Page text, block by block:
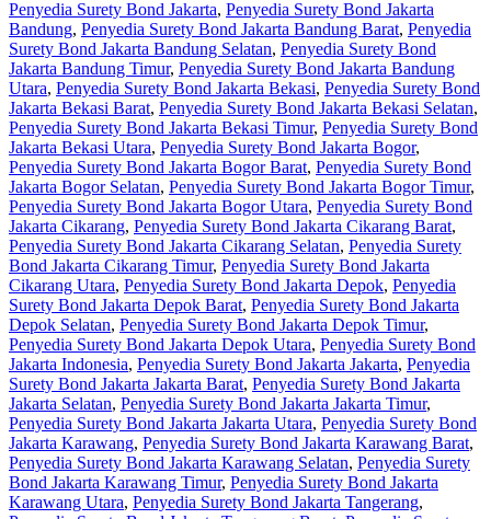
Penyedia Surety Bond Jakarta, Penyedia Surety Bond Jakarta
Bandung, Penyedia Surety Bond Jakarta Bandung Barat, Penyedia
Surety Bond Jakarta Bandung Selatan, Penyedia Surety Bond
Jakarta Bandung Timur, Penyedia Surety Bond Jakarta Bandung
Utara, Penyedia Surety Bond Jakarta Bekasi, Penyedia Surety Bond
Jakarta Bekasi Barat, Penyedia Surety Bond Jakarta Bekasi Selatan,
Penyedia Surety Bond Jakarta Bekasi Timur, Penyedia Surety Bond
Jakarta Bekasi Utara, Penyedia Surety Bond Jakarta Bogor,
Penyedia Surety Bond Jakarta Bogor Barat, Penyedia Surety Bond
Jakarta Bogor Selatan, Penyedia Surety Bond Jakarta Bogor Timur,
Penyedia Surety Bond Jakarta Bogor Utara, Penyedia Surety Bond
Jakarta Cikarang, Penyedia Surety Bond Jakarta Cikarang Barat,
Penyedia Surety Bond Jakarta Cikarang Selatan, Penyedia Surety
Bond Jakarta Cikarang Timur, Penyedia Surety Bond Jakarta
Cikarang Utara, Penyedia Surety Bond Jakarta Depok, Penyedia
Surety Bond Jakarta Depok Barat, Penyedia Surety Bond Jakarta
Depok Selatan, Penyedia Surety Bond Jakarta Depok Timur,
Penyedia Surety Bond Jakarta Depok Utara, Penyedia Surety Bond
Jakarta Indonesia, Penyedia Surety Bond Jakarta Jakarta, Penyedia
Surety Bond Jakarta Jakarta Barat, Penyedia Surety Bond Jakarta
Jakarta Selatan, Penyedia Surety Bond Jakarta Jakarta Timur,
Penyedia Surety Bond Jakarta Jakarta Utara, Penyedia Surety Bond
Jakarta Karawang, Penyedia Surety Bond Jakarta Karawang Barat,
Penyedia Surety Bond Jakarta Karawang Selatan, Penyedia Surety
Bond Jakarta Karawang Timur, Penyedia Surety Bond Jakarta
Karawang Utara, Penyedia Surety Bond Jakarta Tangerang,